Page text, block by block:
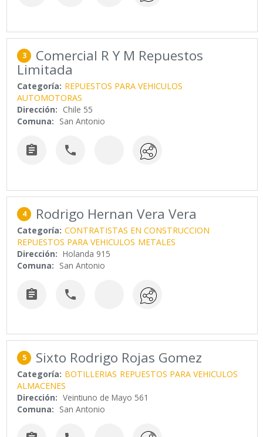
3 Comercial R Y M Repuestos
Limitada
Categoría: REPUESTOS PARA VEHICULOS
AUTOMOTORAS
Dirección: Chile 55
Comuna: San Antonio
 
4 Rodrigo Hernan Vera Vera
Categoría: CONTRATISTAS EN CONSTRUCCION
REPUESTOS PARA VEHICULOS METALES
Dirección: Holanda 915
Comuna: San Antonio
 
5 Sixto Rodrigo Rojas Gomez
Categoría: BOTILLERIAS REPUESTOS PARA VEHICULOS
ALMACENES
Dirección: Veintiuno de Mayo 561
Comuna: San Antonio